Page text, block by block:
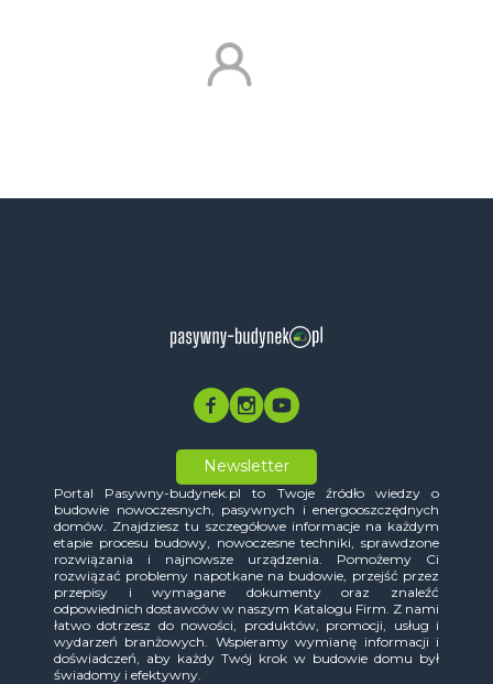
Newsletter
Portal Pasywny-budynek.pl to Twoje źródło wiedzy o
budowie nowoczesnych, pasywnych i energooszczędnych
domów. Znajdziesz tu szczegółowe informacje na każdym
etapie procesu budowy, nowoczesne techniki, sprawdzone
rozwiązania i najnowsze urządzenia. Pomożemy Ci
rozwiązać problemy napotkane na budowie, przejść przez
przepisy i wymagane dokumenty oraz znaleźć
odpowiednich dostawców w naszym Katalogu Firm. Z nami
łatwo dotrzesz do nowości, produktów, promocji, usług i
wydarzeń branżowych. Wspieramy wymianę informacji i
doświadczeń, aby każdy Twój krok w budowie domu był
świadomy i efektywny.